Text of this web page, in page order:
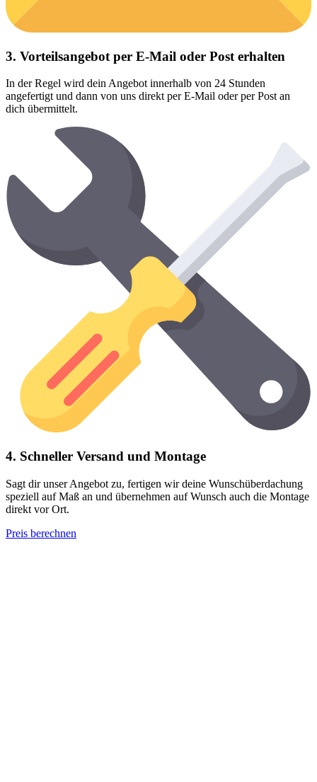
3. Vorteilsangebot per E-Mail oder Post erhalten
In der Regel wird dein Angebot innerhalb von 24 Stunden
angefertigt und dann von uns direkt per E-Mail oder per Post an
dich übermittelt.
4. Schneller Versand und Montage
Sagt dir unser Angebot zu, fertigen wir deine Wunschüberdachung
speziell auf Maß an und übernehmen auf Wunsch auch die Montage
direkt vor Ort.
Preis berechnen